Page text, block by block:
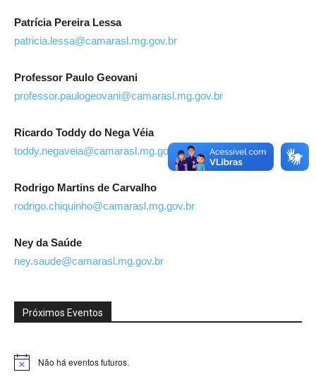
Patrícia Pereira Lessa
patricia.lessa@camarasl.mg.gov.br
Professor Paulo Geovani
professor.paulogeovani@camarasl.mg.gov.br
Ricardo Toddy do Nega Véia
toddy.negaveia@camarasl.mg.gov.br
Rodrigo Martins de Carvalho
rodrigo.chiquinho@camarasl.mg.gov.br
Ney da Saúde
ney.saude@camarasl.mg.gov.br
Próximos Eventos
Notice Não há eventos futuros.